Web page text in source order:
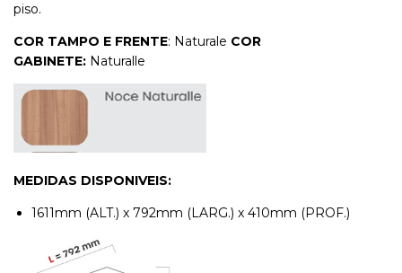
piso.
COR TAMPO E FRENTE: Naturale COR
GABINETE: Naturalle
MEDIDAS DISPONIVEIS:
1611mm (ALT.) x 792mm (LARG.) x 410mm (PROF.)